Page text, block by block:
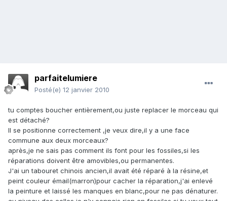
parfaitelumiere
Posté(e) 12 janvier 2010
tu comptes boucher entièrement,ou juste replacer le morceau qui
est détaché?
Il se positionne correctement ,je veux dire,il y a une face
commune aux deux morceaux?
après,je ne sais pas comment ils font pour les fossiles,si les
réparations doivent être amovibles,ou permanentes.
J'ai un tabouret chinois ancien,il avait été réparé à la résine,et
peint couleur émail(marron)pour cacher la réparation,j'ai enlevé
la peinture et laissé les manques en blanc,pour ne pas dénaturer.